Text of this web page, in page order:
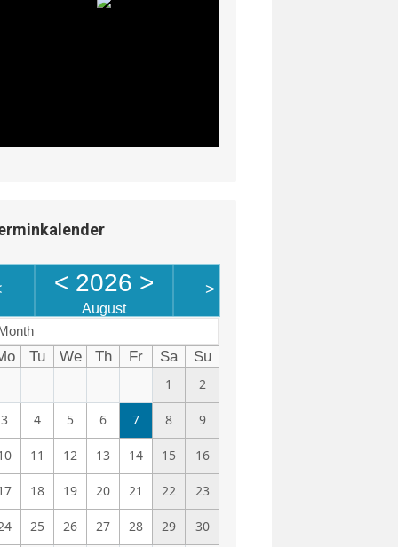
< 2026 >
August
>
Tu We Th Fr Sa
Su
1
2
3 4 5 6 7 8 9
11 12 13 14 15 16
18 19 20 21 22 23
25 26 27 28 29 30